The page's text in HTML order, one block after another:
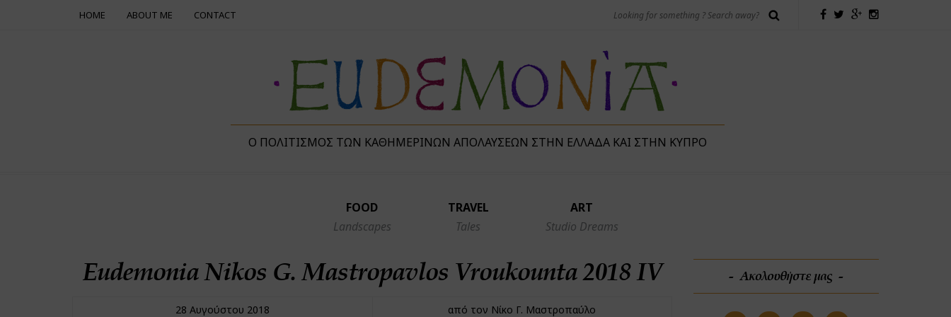
HOME ABOUT ME CONTACT
Ο ΠΟΛΙΤΙΣΜΌΣ ΤΩΝ ΚΑΘΗΜΕΡΙΝΏΝ ΑΠΟΛΑΎΣΕΩΝ ΣΤΗΝ ΕΛΛΆΔΑ ΚΑΙ ΣΤΗΝ ΚΎΠΡΟ
FOOD
Landscapes
TRAVEL
Tales
ART
Studio Dreams
Eudemonia Nikos G. Mastropavlos Vroukounta 2018 IV
28 Αυγούστου 2018 από τον Νίκο Γ. Μαστροπαύλο
Ακολουθήστε μας